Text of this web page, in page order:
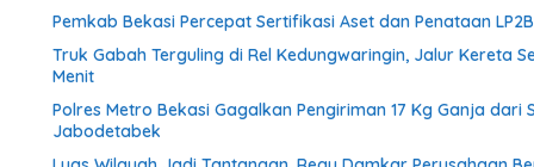
Pemkab Bekasi Percepat Sertifikasi Aset dan Penataan LP2B
Truk Gabah Terguling di Rel Kedungwaringin, Jalur Kereta
Menit
Polres Metro Bekasi Gagalkan Pengiriman 17 Kg Ganja dari
Jabodetabek